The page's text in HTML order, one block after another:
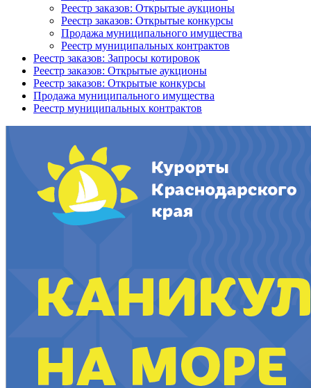
Реестр заказов: Открытые аукционы
Реестр заказов: Открытые конкурсы
Продажа муниципального имущества
Реестр муниципальных контрактов
Реестр заказов: Запросы котировок
Реестр заказов: Открытые аукционы
Реестр заказов: Открытые конкурсы
Продажа муниципального имущества
Реестр муниципальных контрактов